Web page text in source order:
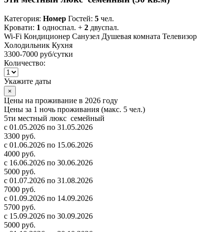
Категория: Номер Гостей: 5 чел.
Кровати: 1 односпал. + 2 двуспал.
Wi-Fi Кондиционер Санузел Душевая комната Телевизор
Холодильник Кухня
3300-7000 руб/сутки
Количество:
Укажите даты
×
Цены на проживание в 2026 году
Цены за 1 ночь проживания (макс. 5 чел.)
5ти местный люкс семейный
с 01.05.2026 по 31.05.2026
3300 руб.
с 01.06.2026 по 15.06.2026
4000 руб.
с 16.06.2026 по 30.06.2026
5000 руб.
с 01.07.2026 по 31.08.2026
7000 руб.
с 01.09.2026 по 14.09.2026
5700 руб.
с 15.09.2026 по 30.09.2026
5000 руб.